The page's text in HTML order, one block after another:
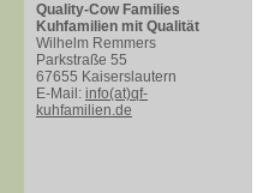
Quality-Cow Families
Kuhfamilien mit Qualität
Wilhelm Remmers
Parkstraße 55
67655 Kaiserslautern
E-Mail: info(at)qf-
kuhfamilien.de